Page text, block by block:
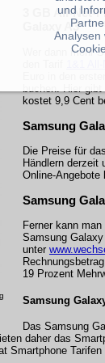
3 GB All-
Galaxy A3
Wer dann mehr
kostet 9,9 Cent
Samsung
Die Preise für
Händlern derzeit
Online-Angebote
Samsung
Ferner kann
Samsung
unter
19 Prozent
Samsung
Das Samsung
daher das
Smartphone
und
Analysen